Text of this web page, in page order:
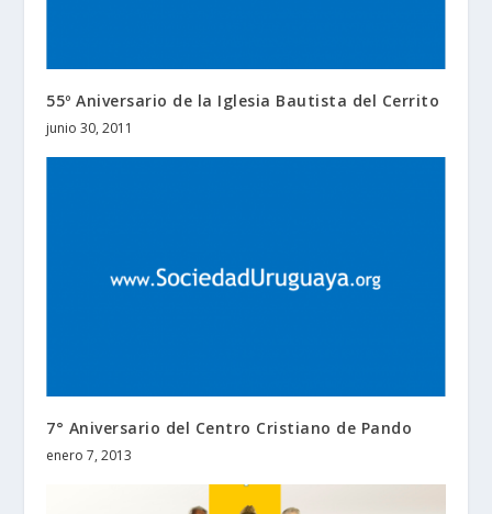
55º Aniversario de la Iglesia Bautista del Cerrito
junio 30, 2011
7° Aniversario del Centro Cristiano de Pando
enero 7, 2013